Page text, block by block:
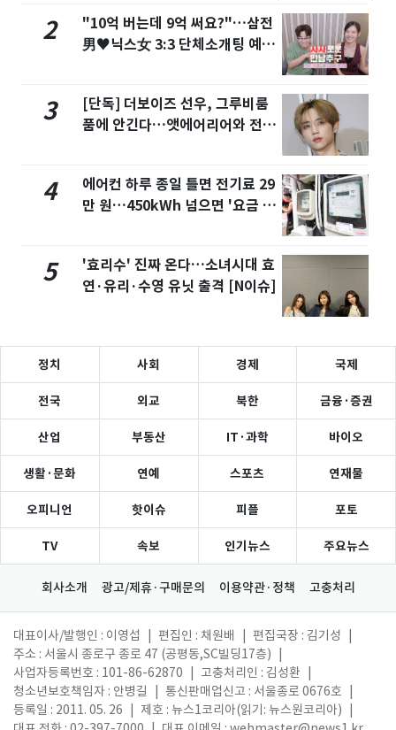
2
"10억 버는데 9억 써요?"…삼전
男♥닉스女 3:3 단체소개팅 예능
3
[단독] 더보이즈 선우, 그루비룸
품에 안긴다…앳에어리어와 전속
4
에어컨 하루 종일 틀면 전기료 29
만 원…450kWh 넘으면 '요금 폭
5
'효리수' 진짜 온다…소녀시대 효
연·유리·수영 유닛 출격 [N이슈]
정치 사회 경제 국제
전국 외교 북한 금융·증권
산업 부동산 IT·과학 바이오
생활·문화 연예 스포츠 연재물
오피니언 핫이슈 피플 포토
TV 속보 인기뉴스 주요뉴스
회사소개 광고/제휴·구매문의 이용약관·정책 고충처리
대표이사/발행인 : 이영섭 편집인 : 채원배 편집국장 : 김기성
주소 : 서울시 종로구 종로 47 (공평동,SC빌딩17층)
사업자등록번호 : 101-86-62870
고충처리인 : 김성환
청소년보호책임자 : 안병길
통신판매업신고 : 서울종로 0676호
등록일 : 2011. 05. 26
제호 : 뉴스1코리아(읽기: 뉴스원코리아)